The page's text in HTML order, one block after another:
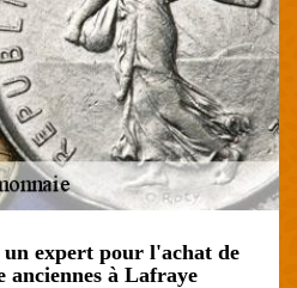
expert pour l'achat de
anciennes à Lafraye